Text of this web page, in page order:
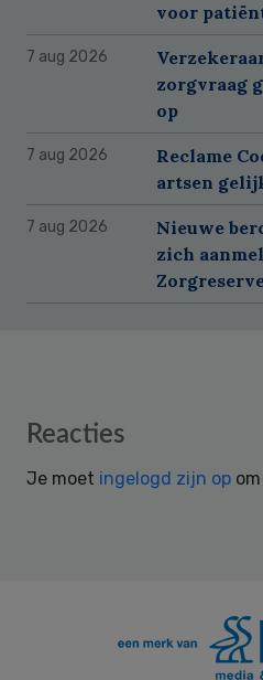
voor
7 aug 2026
zorgvraag
op
7 aug 2026
Reclame
artsen
7 aug 2026
Nieuwe
zich
Reader
Reacties
Je moet ingelogd zijn op